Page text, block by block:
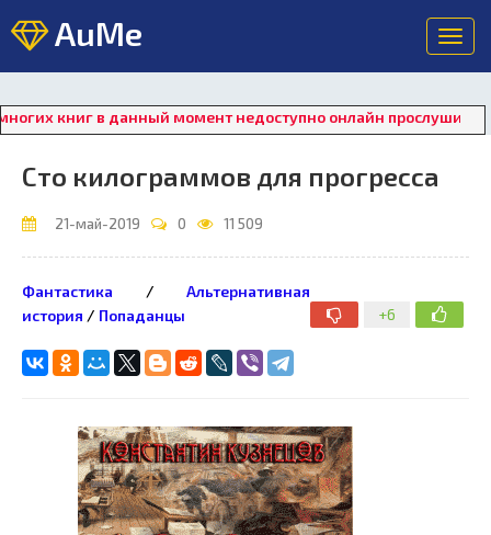
AuMe
книг в данный момент недоступно онлайн прослушивание.
Сто килограммов для прогресса
21-май-2019 0 11 509
+6
Фантастика / Альтернативная
история / Попаданцы